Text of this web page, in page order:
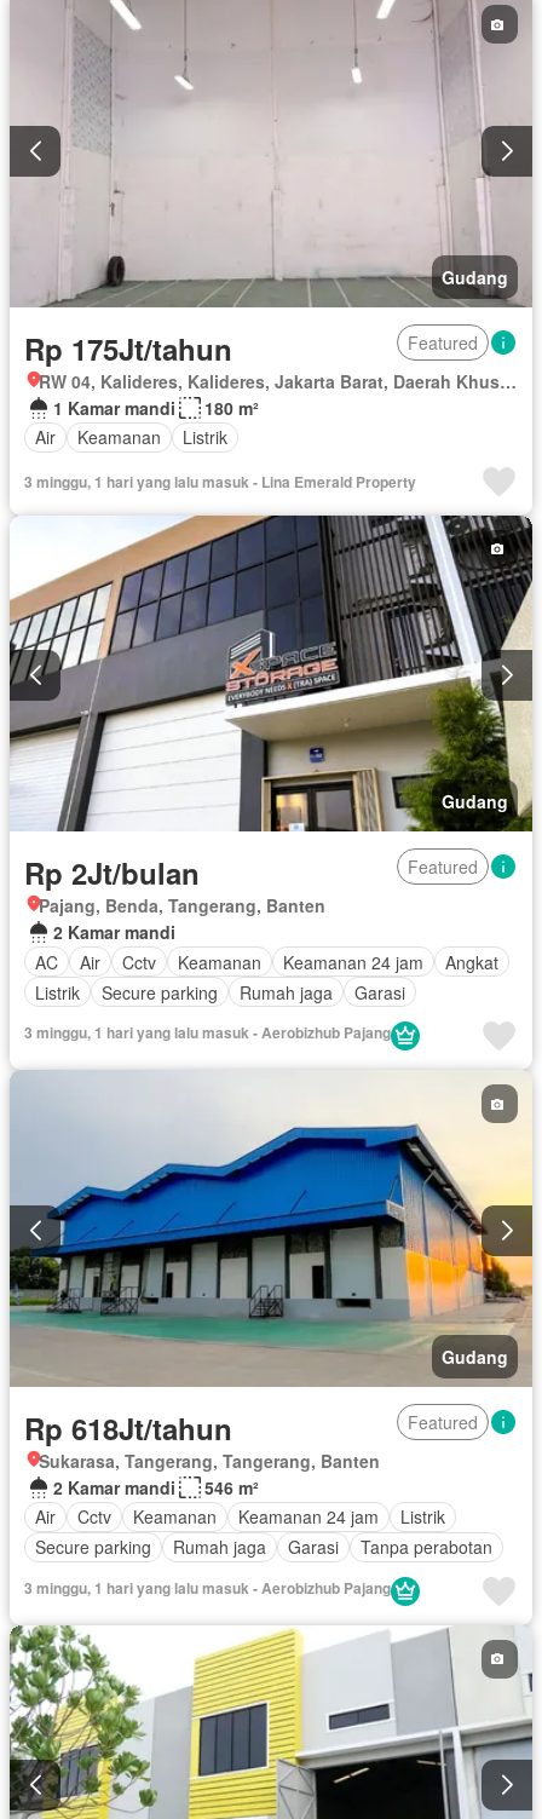
Gudang
Rp 175Jt/tahun
Featured
RW 04, Kalideres, Kalideres, Jakarta Barat, Daerah Khusus Ibukota Jakarta
1 Kamar mandi
180 m²
Air
Keamanan Listrik
3 minggu, 1 hari yang lalu masuk - Lina Emerald Property
Gudang
Rp 2Jt/bulan
Featured
Pajang, Benda, Tangerang, Banten
2 Kamar mandi
AC
Air Cctv Keamanan Keamanan 24 jam
Angkat
Listrik
Secure parking Rumah jaga Garasi
3 minggu, 1 hari yang lalu masuk - Aerobizhub Pajang
Gudang
Rp 618Jt/tahun
Featured
Sukarasa, Tangerang, Tangerang, Banten
2 Kamar mandi
546 m²
Air
Cctv Keamanan Keamanan 24 jam
Listrik
Secure parking
Rumah jaga Garasi Tanpa perabotan
3 minggu, 1 hari yang lalu masuk - Aerobizhub Pajang